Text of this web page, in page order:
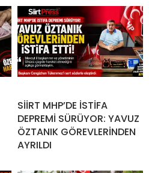
SİİRT MHP’DE İSTİFA
DEPREMİ SÜRÜYOR: YAVUZ
ÖZTANIK GÖREVLERİNDEN
AYRILDI